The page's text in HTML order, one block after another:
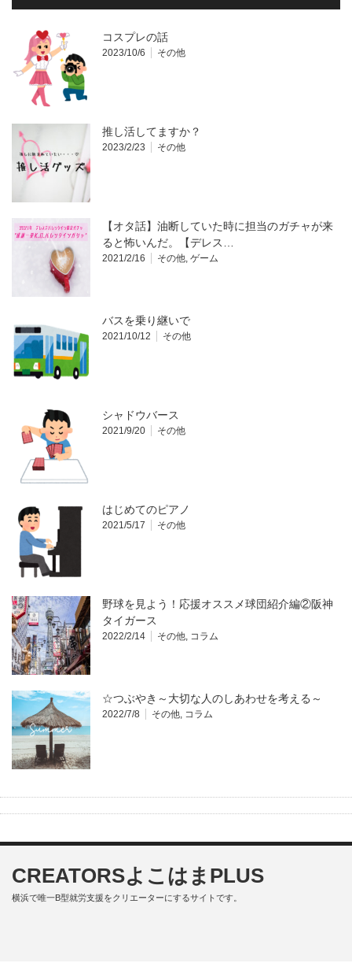
コスプレの話
2023/10/6 その他
推し活してますか？
2023/2/23 その他
【オタ話】油断していた時に担当のガチャが来
ると怖いんだ。【デレス…
2021/2/16 その他, ゲーム
バスを乗り継いで
2021/10/12 その他
シャドウバース
2021/9/20 その他
はじめてのピアノ
2021/5/17 その他
野球を見よう！応援オススメ球団紹介編②阪神
タイガース
2022/2/14 その他, コラム
☆つぶやき～大切な人のしあわせを考える～
2022/7/8 その他, コラム
CREATORSよこはまPLUS
横浜で唯一B型就労支援をクリエーターにするサイトです。